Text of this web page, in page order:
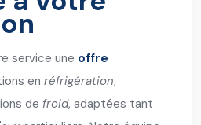
service une offre
en réfrigération,
de froid, adaptées tant